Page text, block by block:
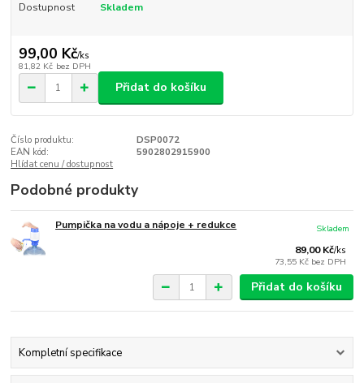
Dostupnost Skladem
99,00 Kč/ks
81,82 Kč bez DPH
Přidat do košíku
Číslo produktu:
DSP0072
EAN kód:
5902802915900
Hlídat cenu / dostupnost
Podobné produkty
Pumpička na vodu a nápoje + redukce
89,00 Kč/ks
73,55 Kč bez DPH
Skladem
Přidat do košíku
Kompletní specifikace